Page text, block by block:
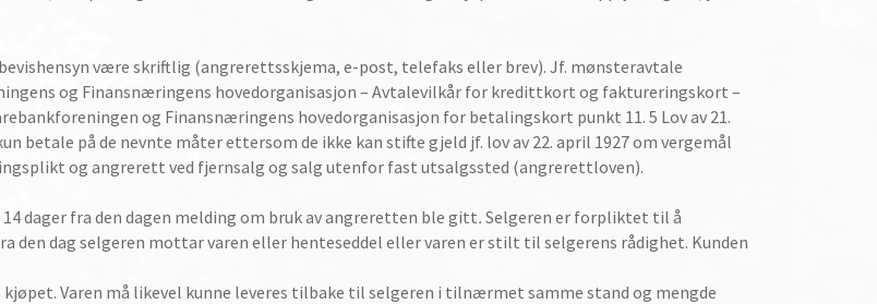
være skriftlig (angrerettsskjema, e-post, telefaks eller brev). Jf. mønsteravtale
og Finansnæringens hovedorganisasjon – Avtalevilkår for kredittkort og faktureringskort –
og Finansnæringens hovedorganisasjon for betalingskort punkt 11. 5 Lov av 21.
betale på de nevnte måter ettersom de ikke kan stifte gjeld jf. lov av 22. april 1927 om vergemål
og angrerett ved fjernsalg og salg utenfor fast utsalgssted (angrerettloven).
dager fra den dagen melding om bruk av angreretten ble gitt. Selgeren er forpliktet til å
den dag selgeren mottar varen eller henteseddel eller varen er stilt til selgerens rådighet. Kunden
Varen må likevel kunne leveres tilbake til selgeren i tilnærmet samme stand og mengde